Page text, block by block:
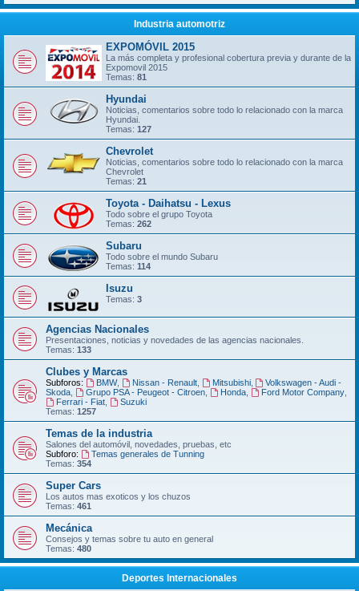
Industria automotriz
EXPOMÓVIL 2015
La más completa y profesional cobertura previa y durante de la
Expomovil 2015
Temas: 81
Hyundai
Noticias, comentarios sobre todo lo relacionado con la marca
Hyundai.
Temas: 127
Chevrolet
Noticias, comentarios sobre todo lo relacionado con la marca
Chevrolet
Temas: 21
Toyota - Daihatsu - Lexus
Todo sobre el grupo Toyota
Temas: 262
Subaru
Todo sobre el mundo Subaru
Temas: 114
Isuzu
Temas: 3
Agencias Nacionales
Presentaciones, noticias y novedades de las agencias nacionales.
Temas: 133
Clubes y Marcas
Subforos: BMW, Nissan - Renault, Mitsubishi,
Volkswagen - Audi -
Skoda
Grupo PSA - Peugeot - Citroen, Honda, Ford Motor Company,
Ferrari - Fiat,
Suzuki
Temas: 1257
Temas de la industria
Salones del automóvil, novedades, pruebas, etc
Subforo:
Temas generales de Tunning
Temas: 354
Super Cars
Los autos mas exoticos y los chuzos
Temas: 461
Mecánica
Consejos y temas sobre tu auto en general
Temas: 480
Deportes Internacionales